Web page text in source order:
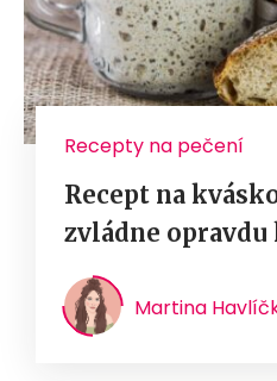
Recepty na pečení
Recept na
zvládne opravdu
Martina